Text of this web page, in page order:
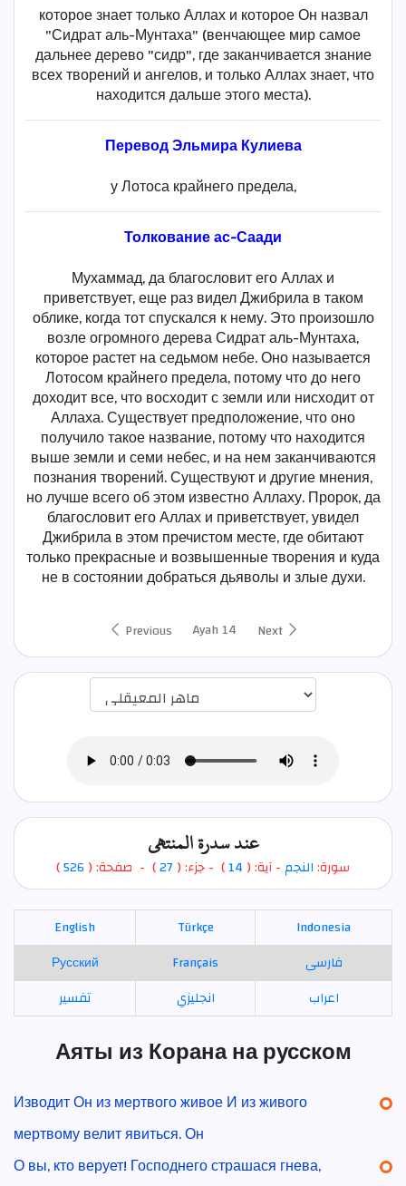
которое знает только Аллах и которое Он назвал
"Сидрат аль-Мунтаха" (венчающее мир самое
дальнее дерево "сидр", где заканчивается знание
всех творений и ангелов, и только Аллах знает, что
находится дальше этого места).
Перевод Эльмира Кулиева
у Лотоса крайнего предела,
Толкование ас-Саади
Мухаммад, да благословит его Аллах и
приветствует, еще раз видел Джибрила в таком
облике, когда тот спускался к нему. Это произошло
возле огромного дерева Сидрат аль-Мунтаха,
которое растет на седьмом небе. Оно называется
Лотосом крайнего предела, потому что до него
доходит все, что восходит с земли или нисходит от
Аллаха. Существует предположение, что оно
получило такое название, потому что находится
выше земли и семи небес, и на нем заканчиваются
познания творений. Существуют и другие мнения,
но лучше всего об этом известно Аллаху. Пророк, да
благословит его Аллах и приветствует, увидел
Джибрила в этом пречистом месте, где обитают
только прекрасные и возвышенные творения и куда
не в состоянии добраться дьяволы и злые духи.
Previous Ayah 14 Next
اختيار قارئ الآية
عند سدرة المنتهى
سورة:النجم- آية: ( 14
) - جزء: ( 27) - صفحة: (526
)
English Türkçe
Indonesia
Русский
Français
فارسی
تفسير
انجليزي اعراب
Аяты из Корана на русском
Изводит Он из мертвого живое И из живого
мертвому велит явиться. Он
О вы, кто верует! Господнего страшася гнева,